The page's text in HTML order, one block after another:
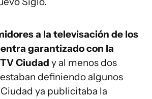
a la televisación de los
garantizado con la
Ciudad y al menos dos
definiendo algunos
ya publicitaba la